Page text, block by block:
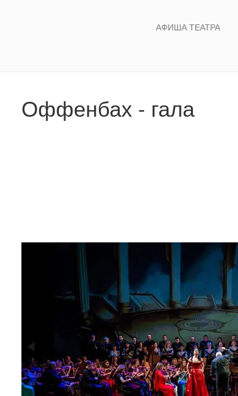
АФИША ТЕАТРА
Оффенбах - гала